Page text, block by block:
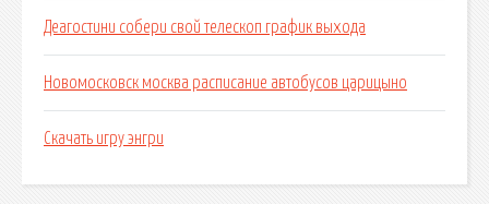
Деагостини собери свой телескоп график выхода
Новомосковск москва расписание автобусов царицыно
Скачать игру энгри